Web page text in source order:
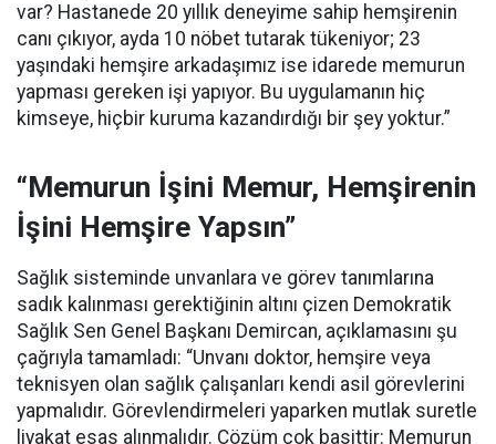
var? Hastanede 20 yıllık deneyime sahip hemşirenin
canı çıkıyor, ayda 10 nöbet tutarak tükeniyor; 23
yaşındaki hemşire arkadaşımız ise idarede memurun
yapması gereken işi yapıyor. Bu uygulamanın hiç
kimseye, hiçbir kuruma kazandırdığı bir şey yoktur.”
“Memurun İşini Memur, Hemşirenin
İşini Hemşire Yapsın”
Sağlık sisteminde unvanlara ve görev tanımlarına
sadık kalınması gerektiğinin altını çizen Demokratik
Sağlık Sen Genel Başkanı Demircan, açıklamasını şu
çağrıyla tamamladı: “Unvanı doktor, hemşire veya
teknisyen olan sağlık çalışanları kendi asil görevlerini
yapmalıdır. Görevlendirmeleri yaparken mutlak suretle
liyakat esas alınmalıdır. Çözüm çok basittir: Memurun